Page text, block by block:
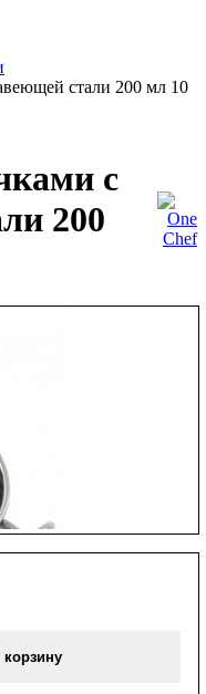
стали 200 мл 10
с
200
корзину